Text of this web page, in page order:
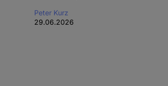
Peter Kurz
29.06.2026